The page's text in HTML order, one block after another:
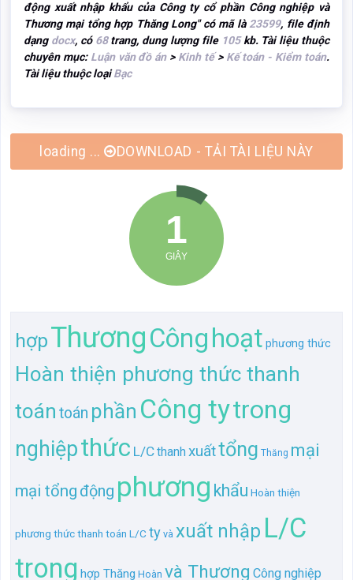
động xuất nhập khẩu của Công ty cổ phần Công nghiệp và
Thương mại tổng hợp Thăng Long" có mã là 23599, file định
dạng docx, có 68trang, dung lượng file 105kb. Tài liệu thuộc
chuyên mục: Luận văn đồ án> Kinh tế> Kế toán - Kiểm toán.
Tài liệu thuộc loạiBạc
loading ... DOWNLOAD - TẢI TÀI LIỆU NÀY
hợpThươngCônghoạt phương thức
Hoàn thiện phương thức thanh
toán toán phần Công tytrong
nghiệpthức L/Cthanh xuấttổng Thăng mại
mại tổng động phương khẩu Hoàn thiện
phương thức thanh toán L/C ty và xuất nhập L/C
trong hợp Thăng Hoàn và Thương Công nghiệp